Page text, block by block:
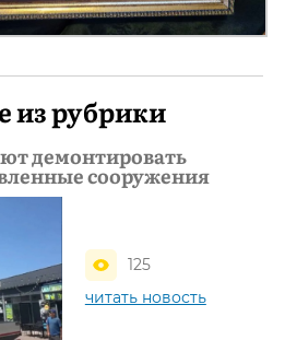
из рубрики
демонтировать
сооружения
125
читать новость